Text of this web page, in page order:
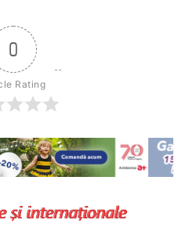
0
Rating